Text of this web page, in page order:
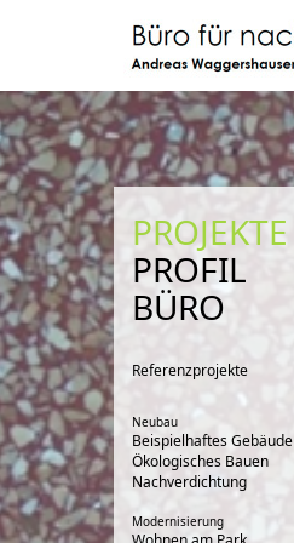
PROJEKTE
PROFIL
BÜRO
Referenzprojekte
Neubau
Beispielhaftes Gebäude
Ökologisches Bauen
Nachverdichtung
Modernisierung